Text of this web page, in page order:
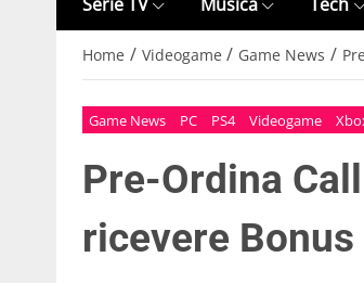
Home / Videogame / Game News /
Game News PC PS4 Videogame
Pre-Ordina
ricevere